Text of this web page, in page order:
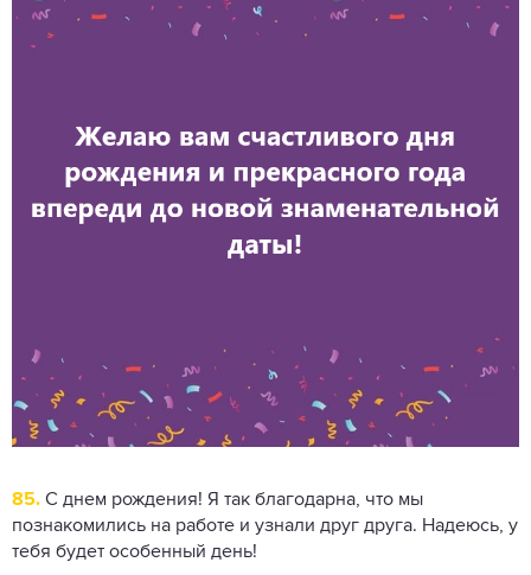
85. С днем ​​рождения! Я так благодарна, что мы
познакомились на работе и узнали друг друга. Надеюсь, у
тебя будет особенный день!